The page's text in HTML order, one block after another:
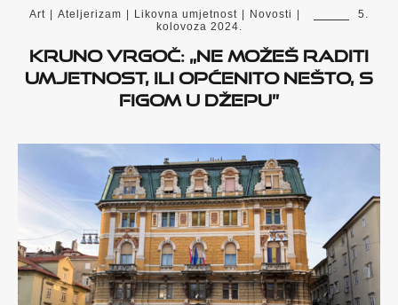
Art Ateljerizam Likovna umjetnost Novosti
5.
kolovoza 2024.
Kruno Vrgoč: „Ne možeš raditi
umjetnost, ili općenito nešto, s
figom u džepu”